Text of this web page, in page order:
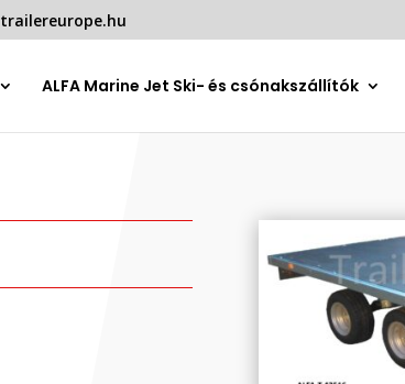
ALFA Marine Jet Ski- és csónakszállítók